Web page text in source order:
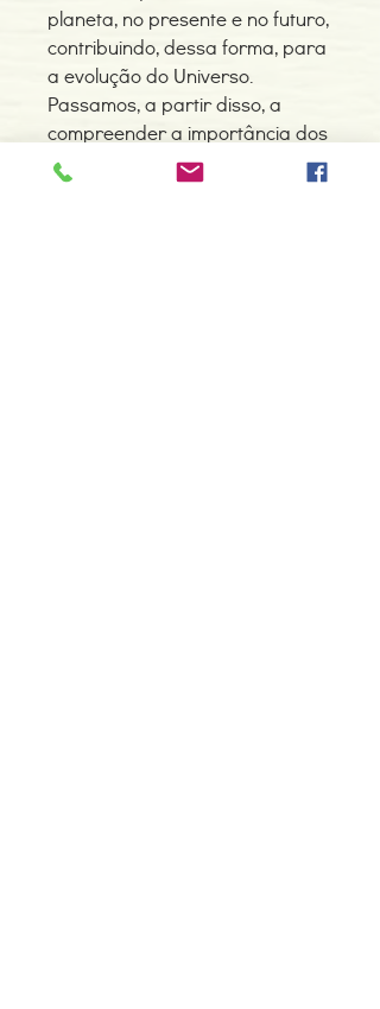
planeta, no presente e no futuro,
contribuindo, dessa forma, para
a evolução do Universo.
Passamos, a partir disso, a
compreender a importância dos
pensamentos, das palavras e
das ações na formação do